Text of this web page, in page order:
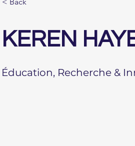
KEREN
Éducation, Recherche &